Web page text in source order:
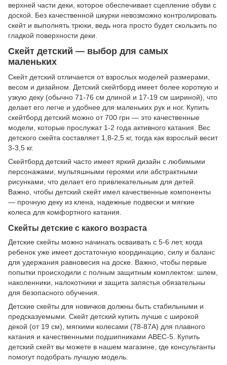
верхней части деки, которое обеспечивает сцепление обуви с
доской. Без качественной шкурки невозможно контролировать
скейт и выполнять трюки, ведь нога просто будет скользить по
гладкой поверхности деки.
Скейт детский — выбор для самых
маленьких
Скейт детский отличается от взрослых моделей размерами,
весом и дизайном. Детский скейтборд имеет более короткую и
узкую деку (обычно 71-76 см длиной и 17-19 см шириной), что
делает его легче и удобнее для маленьких рук и ног. Купить
скейтборд детский можно от 700 грн — это качественные
модели, которые прослужат 1-2 года активного катания. Вес
детского скейта составляет 1,8-2,5 кг, тогда как взрослый весит
3-3,5 кг.
Скейтборд детский часто имеет яркий дизайн с любимыми
персонажами, мультяшными героями или абстрактными
рисунками, что делает его привлекательным для детей.
Важно, чтобы детский скейт имел качественные компоненты
— прочную деку из клена, надежные подвески и мягкие
колеса для комфортного катания.
Скейты детские с какого возраста
Детские скейты можно начинать осваивать с 5-6 лет, когда
ребенок уже имеет достаточную координацию, силу и баланс
для удержания равновесия на доске. Важно, чтобы первые
попытки происходили с полным защитным комплектом: шлем,
наколенники, налокотники и защита запястья обязательны
для безопасного обучения.
Детские скейты для новичков должны быть стабильными и
предсказуемыми. Скейт детский купить лучше с широкой
декой (от 19 см), мягкими колесами (78-87A) для плавного
катания и качественными подшипниками ABEC-5. Купить
детский скейт вы можете в нашем магазине, где консультанты
помогут подобрать лучшую модель.